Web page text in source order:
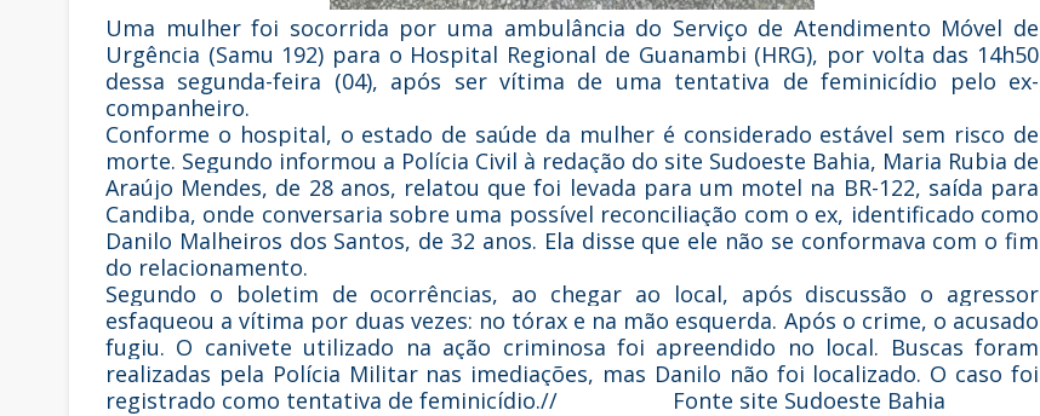
Uma mulher foi socorrida por uma ambulância do Serviço de Atendimento Móvel de
Urgência (Samu 192) para o Hospital Regional de Guanambi (HRG), por volta das 14h50
dessa segunda-feira (04), após ser vítima de uma tentativa de feminicídio pelo ex-
companheiro.
Conforme o hospital, o estado de saúde da mulher é considerado estável sem risco de
morte. Segundo informou a Polícia Civil à redação do site Sudoeste Bahia, Maria Rubia de
Araújo Mendes, de 28 anos, relatou que foi levada para um motel na BR-122, saída para
Candiba, onde conversaria sobre uma possível reconciliação com o ex, identificado como
Danilo Malheiros dos Santos, de 32 anos. Ela disse que ele não se conformava com o fim
do relacionamento.
Segundo o boletim de ocorrências, ao chegar ao local, após discussão o agressor
esfaqueou a vítima por duas vezes: no tórax e na mão esquerda. Após o crime, o acusado
fugiu. O canivete utilizado na ação criminosa foi apreendido no local. Buscas foram
realizadas pela Polícia Militar nas imediações, mas Danilo não foi localizado. O caso foi
registrado como tentativa de feminicídio.// Fonte site Sudoeste Bahia